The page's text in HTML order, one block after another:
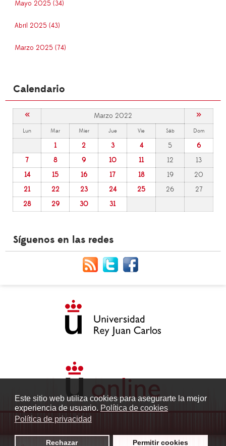
Este sitio web utiliza cookies para asegurarte la mejor
experiencia de usuario. Política de cookies
Política de privacidad
Rechazar Permitir cookies
Mayo 2025 (34)
Abril 2025 (43)
Marzo 2025 (74)
Calendario
« Marzo 2022 »
Lun Mar Mier Jue Vie Sáb Dom
1 2 3 4 5
6
7
8 9 10 11 12
13
14
15 16 17 18 19
20
21
22 23 24 25 26
27
28
29 30 31
Síguenos en las redes